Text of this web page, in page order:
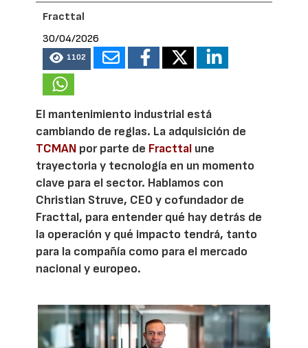
Fracttal
30/04/2026
1102
El mantenimiento industrial está
cambiando de reglas. La adquisición de
TCMAN por parte de Fracttal une
trayectoria y tecnología en un momento
clave para el sector. Hablamos con
Christian Struve, CEO y cofundador de
Fracttal, para entender qué hay detrás de
la operación y qué impacto tendrá, tanto
para la compañía como para el mercado
nacional y europeo.